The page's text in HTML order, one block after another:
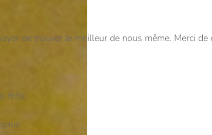
de trouver le meilleur de nous même. Merci de
8h59